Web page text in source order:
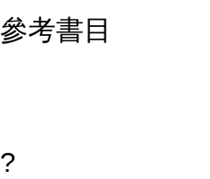
參考書目
?